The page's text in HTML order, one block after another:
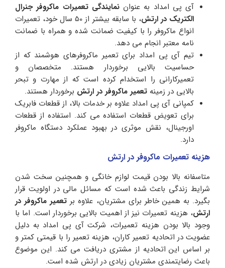
آی پی امداد به عنواننمایندگی تعمیرات ماکروفر جنرال
الکتریک در ارتش
، با سابقه بیشتر از 50 سال خود، تعمیرات
انواع ماکروفر را با کیفیت ضمانت شده و همراه با ضمانت
نامه معتبر انجام می دهد.
تیم آی پی امداد برای تعمیر ماکروفرهای هوشمند که از
حساسیت بالایی برخوردار هستند. متخصصان و
تعمیرکارانی را استخدام کرده است که از مهارت و تبحر
بالایی در زمینه تعمیر ماکروفر در ارتش برخوردار هستند.
کمپانی آی پی امداد علاوه بر خدمات بالا، از قطعات فابریک
برای تعویض قطعات استفاده می کند. استفاده از قطعات
اورجینال، نقش موثری در بهبود عملکرد دستگاه ماکروفر
دارد.
هزینه تعمیرات ماکروفر در ارتش
متاسفانه بالا بودن قیمت لوازم خانگی و همچنین سخت شدن
شرایط زندگی باعث شده است که مسائل مالی در اولویت قرار
بگیرد. به همین خاطر برای مشتریان، علاوه بر تعمیر ماکروفر در
ارتش، هزینه تعمیرات نیز از اهمیت بالایی برخوردار است. اما با
وجود بالا بودن هزینه تعمیرات، شرکت آی پی امداد به دلیل
عضویت در اتحادیه تعمیر کاران، هزینه تعمیر را با قیمتی کمتر و
بر اساس این اتحادیه از مشتری دریافت می کند. این موضوع
باعث رضایتمندی مشتریان زیادی در ارتش شده است.